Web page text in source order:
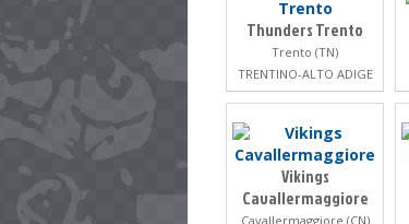
Thunders Trento
Trento (TN)
TRENTINO-ALTO ADIGE
Vikings
Cavallermaggiore
Cavallermaggiore (CN)